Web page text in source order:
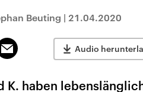
Beuting | 21.04.2020
teilen
Audio
K. haben